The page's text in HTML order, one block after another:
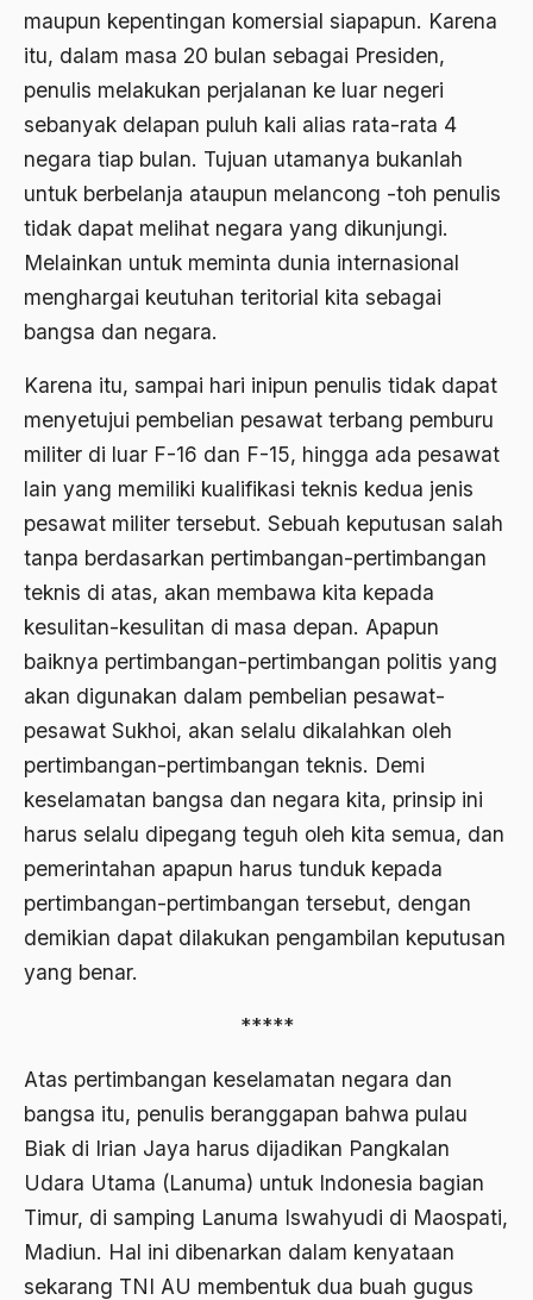
maupun kepentingan komersial siapapun. Karena
itu, dalam masa 20 bulan sebagai Presiden,
penulis melakukan perjalanan ke luar negeri
sebanyak delapan puluh kali alias rata-rata 4
negara tiap bulan. Tujuan utamanya bukanlah
untuk berbelanja ataupun melancong -toh penulis
tidak dapat melihat negara yang dikunjungi.
Melainkan untuk meminta dunia internasional
menghargai keutuhan teritorial kita sebagai
bangsa dan negara.
Karena itu, sampai hari inipun penulis tidak dapat
menyetujui pembelian pesawat terbang pemburu
militer di luar F-16 dan F-15, hingga ada pesawat
lain yang memiliki kualifikasi teknis kedua jenis
pesawat militer tersebut. Sebuah keputusan salah
tanpa berdasarkan pertimbangan-pertimbangan
teknis di atas, akan membawa kita kepada
kesulitan-kesulitan di masa depan. Apapun
baiknya pertimbangan-pertimbangan politis yang
akan digunakan dalam pembelian pesawat-
pesawat Sukhoi, akan selalu dikalahkan oleh
pertimbangan-pertimbangan teknis. Demi
keselamatan bangsa dan negara kita, prinsip ini
harus selalu dipegang teguh oleh kita semua, dan
pemerintahan apapun harus tunduk kepada
pertimbangan-pertimbangan tersebut, dengan
demikian dapat dilakukan pengambilan keputusan
yang benar.
*****
Atas pertimbangan keselamatan negara dan
bangsa itu, penulis beranggapan bahwa pulau
Biak di Irian Jaya harus dijadikan Pangkalan
Udara Utama (Lanuma) untuk Indonesia bagian
Timur, di samping Lanuma Iswahyudi di Maospati,
Madiun. Hal ini dibenarkan dalam kenyataan
sekarang TNI AU membentuk dua buah gugus
Agum Gumelar
Agus Miftah
Ahimsa
ahli fikih
Ahli Ilmu Agama
ahlul sunnah wal jamaah
Ahlussunnah Wal jamaah
Ahmad Benbella
Ahmad Daudy
Ahmad Dhani
Ahmad Hasan Rurbi
Ahmad Syafi’i Ma’arif
Ahmad Tirtisudiro
ahmad wahib
Ahmad Wahid
Ahmadiyah
AIDS
Ajaran AGama
Ajaran Agama Islam
Ajaran Islam
ajaran kemasyarakatan
Ajengan SIngaparna